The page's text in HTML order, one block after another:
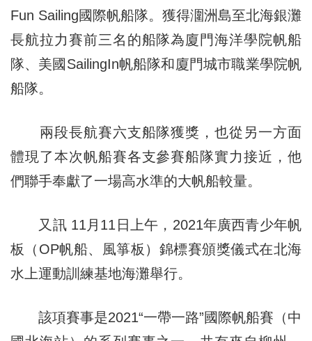
Fun Sailing國際帆船隊。獲得潿洲島至北海銀灘
長航拉力賽前三名的船隊為廈門海洋學院帆船
隊、美國SailingIn帆船隊和廈門城市職業學院帆
船隊。
兩段長航賽六支船隊獲獎，也從另一方面
體現了本次帆船賽各支參賽船隊實力接近，他
們聯手奉獻了一場高水準的大帆船較量。
又訊 11月11日上午，2021年廣西青少年帆
板（OP帆船、風箏板）錦標賽頒獎儀式在北海
水上運動訓練基地海灘舉行。
該項賽事是2021“一帶一路”國際帆船賽（中